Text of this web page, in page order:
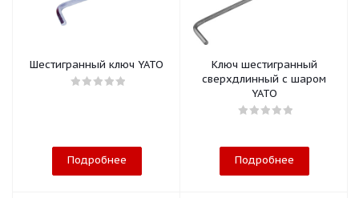
Шестигранный ключ YATO
Подробнее
Ключ шестигранный
сверхдлинный с шаром
YATO
Подробнее